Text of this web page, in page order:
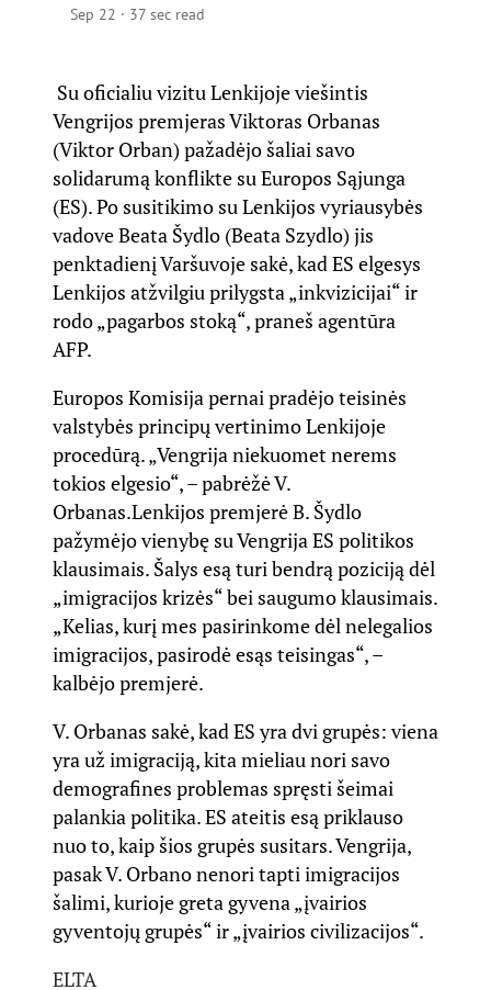
Sep 22 · 37 sec read
Su oficialiu vizitu Lenkijoje viešintis
Vengrijos premjeras Viktoras Orbanas
(Viktor Orban) pažadėjo šaliai savo
solidarumą konflikte su Europos Sąjunga
(ES). Po susitikimo su Lenkijos vyriausybės
vadove Beata Šydlo (Beata Szydlo) jis
penktadienį Varšuvoje sakė, kad ES elgesys
Lenkijos atžvilgiu prilygsta „inkvizicijai“ ir
rodo „pagarbos stoką“, praneš agentūra
AFP.
Europos Komisija pernai pradėjo teisinės
valstybės principų vertinimo Lenkijoje
procedūrą. „Vengrija niekuomet nerems
tokios elgesio“, – pabrėžė V.
Orbanas.Lenkijos premjerė B. Šydlo
pažymėjo vienybę su Vengrija ES politikos
klausimais. Šalys esą turi bendrą poziciją dėl
„imigracijos krizės“ bei saugumo klausimais.
„Kelias, kurį mes pasirinkome dėl nelegalios
imigracijos, pasirodė esąs teisingas“, –
kalbėjo premjerė.
V. Orbanas sakė, kad ES yra dvi grupės: viena
yra už imigraciją, kita mieliau nori savo
demografines problemas spręsti šeimai
palankia politika. ES ateitis esą priklauso
nuo to, kaip šios grupės susitars. Vengrija,
pasak V. Orbano nenori tapti imigracijos
šalimi, kurioje greta gyvena „įvairios
gyventojų grupės“ ir „įvairios civilizacijos“.
ELTA